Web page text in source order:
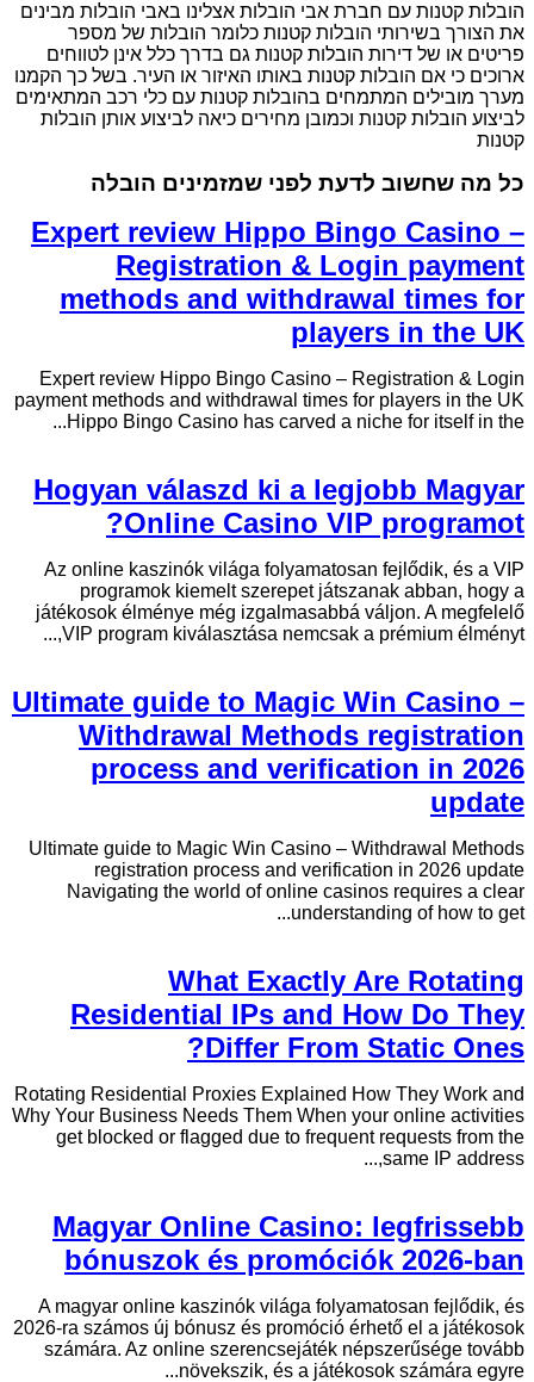
הובלות קטנות עם חברת אבי הובלות אצלינו באבי הובלות מבינים
את הצורך בשירותי הובלות קטנות כלומר הובלות של מספר
פריטים או של דירות הובלות קטנות גם בדרך כלל אינן לטווחים
ארוכים כי אם הובלות קטנות באותו האיזור או העיר. בשל כך הקמנו
מערך מובילים המתמחים בהובלות קטנות עם כלי רכב המתאימים
לביצוע הובלות קטנות וכמובן מחירים כיאה לביצוע אותן הובלות
קטנות
כל מה שחשוב לדעת לפני שמזמינים הובלה
Expert review Hippo Bingo Casino –
Registration & Login payment
methods and withdrawal times for
players in the UK
Expert review Hippo Bingo Casino – Registration & Login
payment methods and withdrawal times for players in the UK
Hippo Bingo Casino has carved a niche for itself in the...
Hogyan válaszd ki a legjobb Magyar
Online Casino VIP programot?
Az online kaszinók világa folyamatosan fejlődik, és a VIP
programok kiemelt szerepet játszanak abban, hogy a
játékosok élménye még izgalmasabbá váljon. A megfelelő
VIP program kiválasztása nemcsak a prémium élményt,...
Ultimate guide to Magic Win Casino –
Withdrawal Methods registration
process and verification in 2026
update
Ultimate guide to Magic Win Casino – Withdrawal Methods
registration process and verification in 2026 update
Navigating the world of online casinos requires a clear
understanding of how to get...
What Exactly Are Rotating
Residential IPs and How Do They
Differ From Static Ones?
Rotating Residential Proxies Explained How They Work and
Why Your Business Needs Them When your online activities
get blocked or flagged due to frequent requests from the
same IP address,...
Magyar Online Casino: legfrissebb
bónuszok és promóciók 2026-ban
A magyar online kaszinók világa folyamatosan fejlődik, és
2026-ra számos új bónusz és promóció érhető el a játékosok
számára. Az online szerencsejáték népszerűsége tovább
növekszik, és a játékosok számára egyre...